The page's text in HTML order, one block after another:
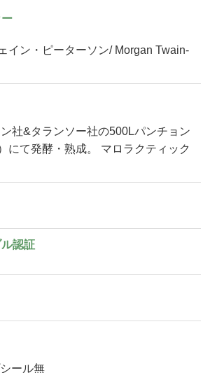
イン・ピーターソン/ Morgan Twain-
社&タランソー社の500Lパンチョン
にて発酵・熟成。 マロラクティック
認証
ール無